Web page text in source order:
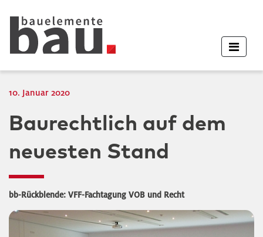
10. Januar 2020
Baurechtlich auf dem
neuesten Stand
bb-Rückblende: VFF-Fachtagung VOB und Recht